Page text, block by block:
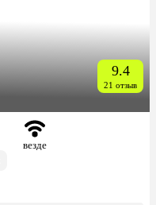
9.4
21 отзыв
везде